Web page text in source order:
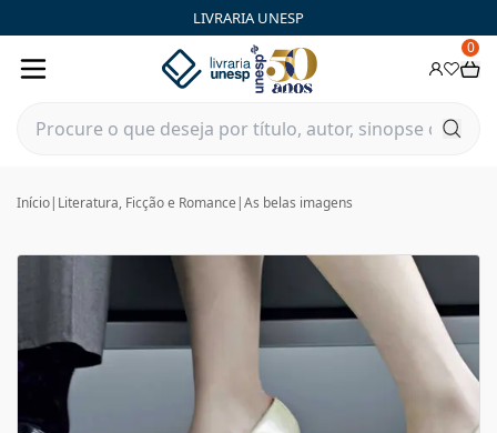
LIVRARIA UNESP
0
Início| Literatura, Ficção e Romance |As belas imagens